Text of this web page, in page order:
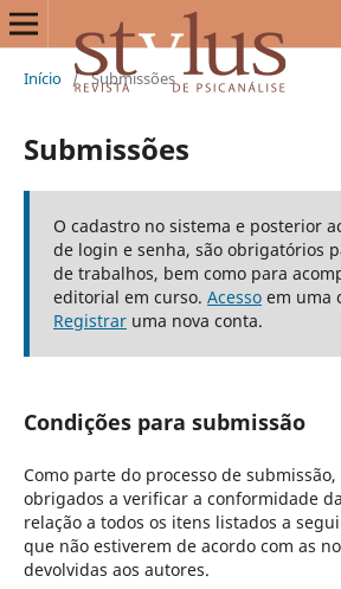
Início / Submissões
Submissões
O cadastro no sistema e posterior
de login e senha, são obrigatórios
de trabalhos, bem como para
editorial em curso. Acessoem uma
Registraruma nova conta.
Condições para submissão
Como parte do processo de
obrigados a verificar a conformidade
relação a todos os itens listados a
que não estiverem de acordo com as
devolvidas aos autores.